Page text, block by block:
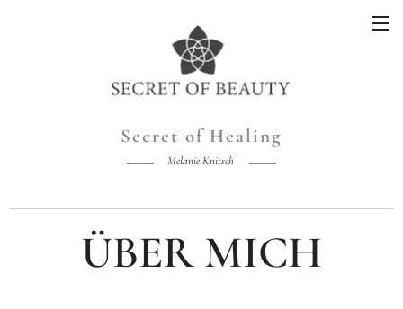
Secret of Healing
Melanie Knitsch
ÜBER MICH